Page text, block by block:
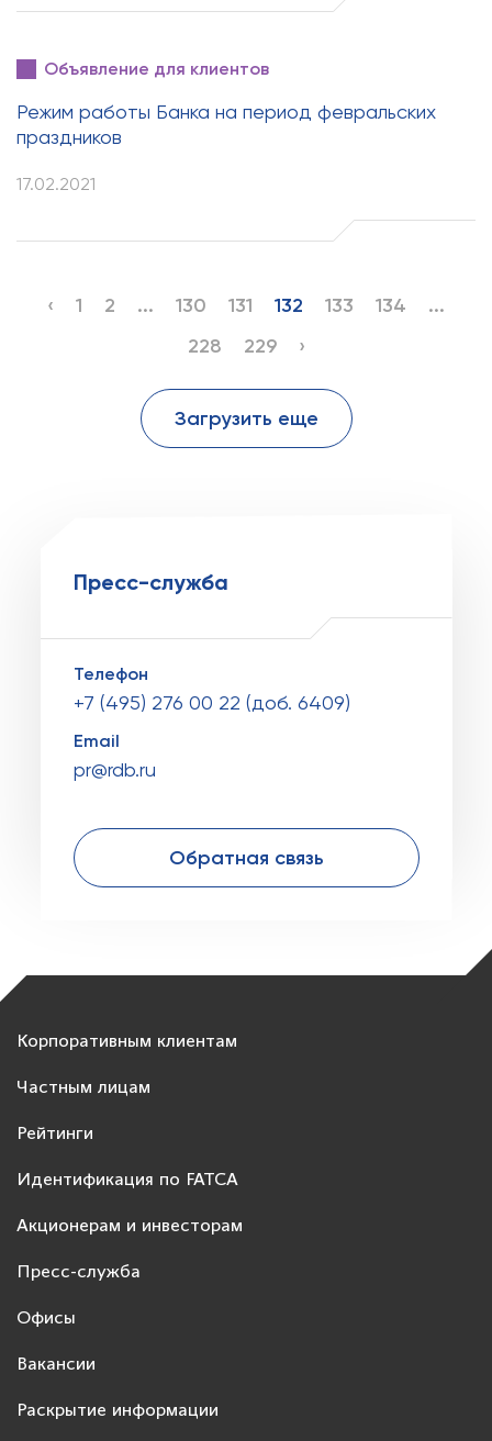
Объявление для клиентов
Режим работы Банка на период февральских
праздников
17.02.2021
‹ 1 2 ... 130 131 132 133 134
...
228
229 ›
Загрузить еще
Пресс-служба
Телефон
+7 (495) 276 00 22 (доб. 6409)
Email
pr@rdb.ru
Обратная связь
Корпоративным клиентам
Частным лицам
Рейтинги
Идентификация по FATCA
Акционерам и инвесторам
Пресс-служба
Офисы
Вакансии
Раскрытие информации